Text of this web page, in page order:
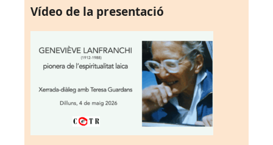
Vídeo de la presentació